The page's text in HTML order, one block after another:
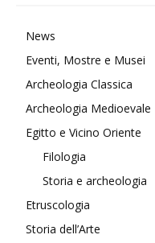
News
Eventi, Mostre e Musei
Archeologia Classica
Archeologia Medioevale
Egitto e Vicino Oriente
Filologia
Storia e archeologia
Etruscologia
Storia dell’Arte